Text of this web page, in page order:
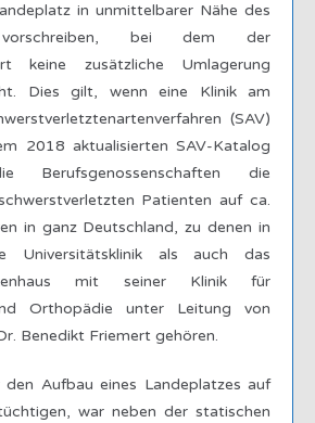
in unmittelbarer Nähe des
vorschreiben, bei dem der
keine zusätzliche Umlagerung
Dies gilt, wenn eine Klinik am
(SAV)
2018 aktualisierten SAV-Katalog
Berufsgenossenschaften die
Patienten auf ca.
in ganz Deutschland, zu denen in
Universitätsklinik als auch das
mit seiner Klinik für
Orthopädie unter Leitung von
Benedikt Friemert gehören.
Aufbau eines Landeplatzes auf
war neben der statischen